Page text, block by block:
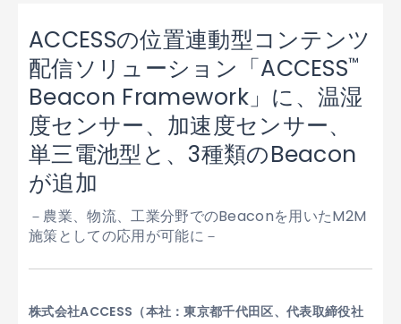
ACCESSの位置連動型コンテンツ
配信ソリューション「ACCESS™
Beacon Framework」に、温湿
度センサー、加速度センサー、
単三電池型と、3種類のBeacon
が追加
－農業、物流、工業分野でのBeaconを用いたM2M
施策としての応用が可能に－
株式会社ACCESS（本社：東京都千代田区、代表取締役社